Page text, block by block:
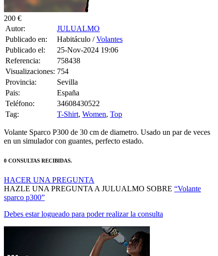
200 €
Autor:
Publicado en:
Habitáculo /Volantes
Publicado el:
25-Nov-2024 19:06
Referencia:
758438
Visualizaciones:
754
Provincia:
Sevilla
Pais:
España
Teléfono:
34608430522
Tag:
T-Shirt,Women
Volante Sparco P300 de 30 cm de diametro. Usado un par de veces
en un simulador con guantes, perfecto estado.
HAZLE UNA PREGUNTA A JULUALMO SOBRE
sparco p300”
Debes estar logueado para poder realizar la consulta